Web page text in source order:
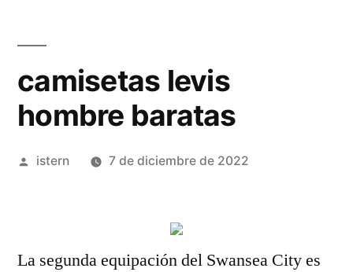
camisetas levis
hombre baratas
Publicado
istern 7 de diciembre de 2022
La segunda equipación del Swansea City es